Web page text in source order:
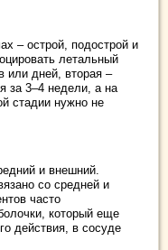
– острой, подострой и
летальный
или дней, вторая –
за 3–4 недели, а на
стадии нужно не
и внешний.
со средней и
часто
который еще
действия, в сосуде